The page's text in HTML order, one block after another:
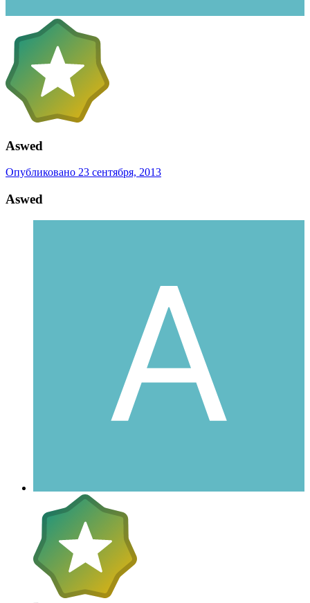
Aswed
Опубликовано 23 сентября, 2013
Aswed